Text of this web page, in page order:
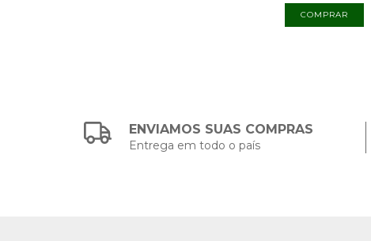
ENVIAMOS SUAS COMPRAS
Entrega em todo o país